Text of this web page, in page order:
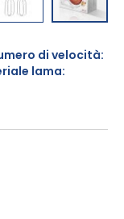
di velocità:
lama: